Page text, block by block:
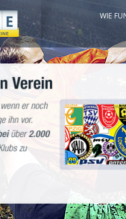
WIE